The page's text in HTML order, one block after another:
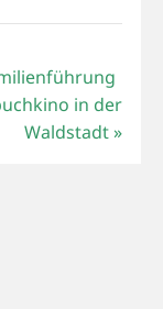
in der
Waldstadt»